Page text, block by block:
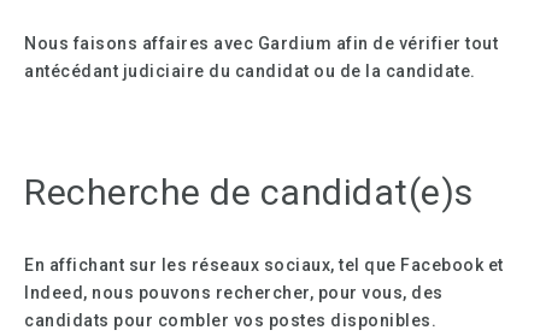
Nous faisons affaires avec Gardium afin de vérifier tout
antécédant judiciaire du candidat ou de la candidate.
Recherche de candidat(e)s
En affichant sur les réseaux sociaux, tel que Facebook et
Indeed, nous pouvons rechercher, pour vous, des
candidats pour combler vos postes disponibles.